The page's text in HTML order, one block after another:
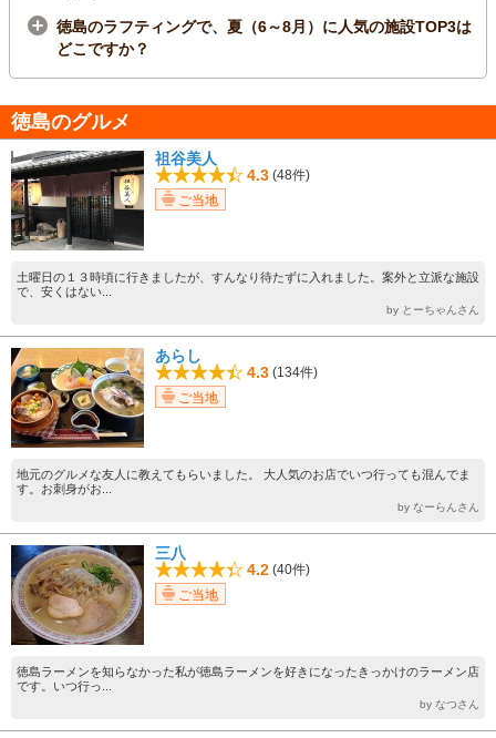
徳島のラフティングで、夏（6～8月）に人気の施設TOP3は
どこですか？
徳島のグルメ
祖谷美人
4.3 (48件)
ご当地
土曜日の１３時頃に行きましたが、すんなり待たずに入れました。案外と立派な施設
で、安くはない...
by とーちゃんさん
あらし
4.3 (134件)
ご当地
地元のグルメな友人に教えてもらいました。 大人気のお店でいつ行っても混んでま
す。お刺身がお...
by なーらんさん
三八
4.2 (40件)
ご当地
徳島ラーメンを知らなかった私が徳島ラーメンを好きになったきっかけのラーメン店
です。いつ行っ...
by なつさん